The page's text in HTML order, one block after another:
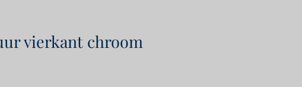
vierkant chroom